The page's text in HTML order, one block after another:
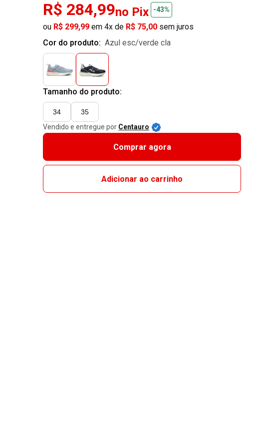
R$ 284,99no Pix -43%
ou R$ 299,99 em 4x de R$ 75,00 sem juros
Cor do produto:
azul esc/verde cla
Tamanho do produto:
34
35
Vendido e entregue por Centauro
Comprar agora
Adicionar ao carrinho